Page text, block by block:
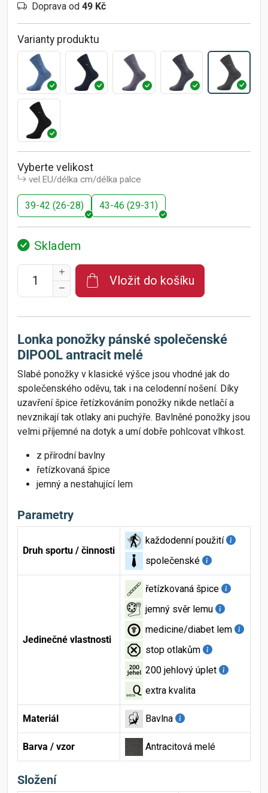
Doprava od 49 Kč
Varianty produktu
Vyberte velikost
vel.EU/délka cm/délka palce
39-42 (26-28) 43-46 (29-31)
Skladem
Vložit do košíku
Lonka ponožky pánské společenské
DIPOOL antracit melé
Slabé ponožky v klasické výšce jsou vhodné jak do
společenského oděvu, tak i na celodenní nošení. Díky
uzavření špice řetízkováním ponožky nikde netlačí a
nevznikají tak otlaky ani puchýře. Bavlněné ponožky jsou
velmi příjemné na dotyk a umí dobře pohlcovat vlhkost.
z přírodní bavlny
řetízkovaná špice
jemný a nestahující lem
Parametry
Druh sportu / činnosti
každodenní použití
společenské
Jedinečné vlastnosti
řetízkovaná špice
jemný svěr lemu
medicine/diabet lem
stop otlakům
200 jehlový úplet
extra kvalita
Materiál Bavlna
Barva / vzor Antracitová melé
Složení